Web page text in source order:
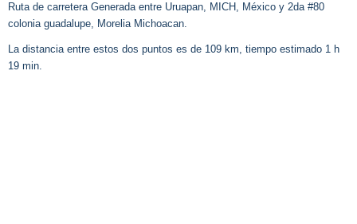
Ruta de carretera Generada entre Uruapan, MICH, México y 2da #80
colonia guadalupe, Morelia Michoacan.
La distancia entre estos dos puntos es de 109 km, tiempo estimado 1 h
19 min.